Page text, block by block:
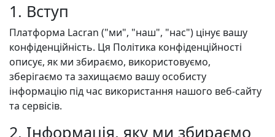
1. Вступ
Платформа Lacran ("ми", "наш", "нас") цінує вашу
конфіденційність. Ця Політика конфіденційності
описує, як ми збираємо, використовуємо,
зберігаємо та захищаємо вашу особисту
інформацію під час використання нашого веб-сайту
та сервісів.
2. Інформація, яку ми збираємо